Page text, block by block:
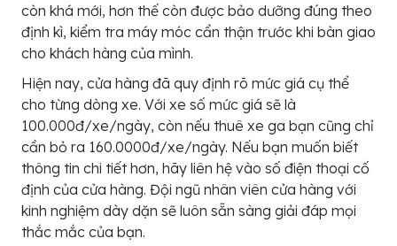
còn khá mới, hơn thế còn được bảo dưỡng đúng theo
định kì, kiểm tra máy móc cẩn thận trước khi bàn giao
cho khách hàng của mình.
Hiện nay, cửa hàng đã quy định rõ mức giá cụ thể
cho từng dòng xe. Với xe số mức giá sẽ là
100.000đ/xe/ngày, còn nếu thuê xe ga bạn cũng chỉ
cần bỏ ra 160.0000đ/xe/ngày. Nếu bạn muốn biết
thông tin chi tiết hơn, hãy liên hệ vào số điện thoại cố
định của cửa hàng. Đội ngũ nhân viên cửa hàng với
kinh nghiệm dày dặn sẽ luôn sẵn sàng giải đáp mọi
thắc mắc của bạn.